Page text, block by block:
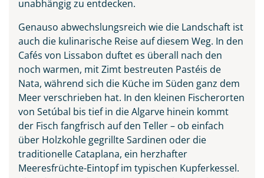
Praia do Camilo an der
Algarve, Portugal
© Balate Dorin - stock.adobe.com
unabhängig zu entdecken.
Genauso abwechslungsreich wie die Landschaft ist
auch die kulinarische Reise auf diesem Weg. In den
Cafés von Lissabon duftet es überall nach den
noch warmen, mit Zimt bestreuten Pastéis de
Nata, während sich die Küche im Süden ganz dem
Meer verschrieben hat. In den kleinen Fischerorten
von Setúbal bis tief in die Algarve hinein kommt
der Fisch fangfrisch auf den Teller – ob einfach
über Holzkohle gegrillte Sardinen oder die
traditionelle Cataplana, ein herzhafter
Meeresfrüchte-Eintopf im typischen Kupferkessel.